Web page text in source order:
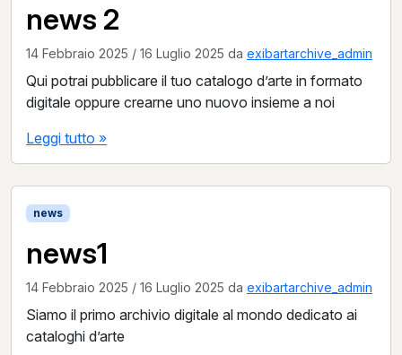
news 2
14 Febbraio 2025 / 16 Luglio 2025 da exibartarchive_admin
Qui potrai pubblicare il tuo catalogo d’arte in formato
digitale oppure crearne uno nuovo insieme a noi
Leggi tutto »
news
news1
14 Febbraio 2025 / 16 Luglio 2025 da exibartarchive_admin
Siamo il primo archivio digitale al mondo dedicato ai
cataloghi d’arte